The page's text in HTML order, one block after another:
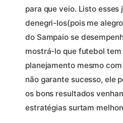
para que veio. Listo esses
denegri-los(pois me
do Sampaio se
mostrá-lo que futebol tem
planejamento mesmo
não garante sucesso, ele
os bons resultados
estratégias surtam